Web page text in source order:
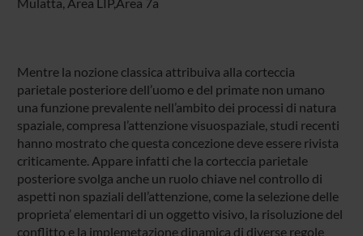
Mentre la nozione classica attribuiva alla corteccia
parietale posteriore dell’uomo e del primate non umano
una funzione prevalente nell’ambito dei processi di natura
spaziale, compresa l’attenzione visuospaziale, studi recenti
hanno mostrato che questa concezione deve essere rivista
criticamente. Appare infatti che la corteccia parietale
posteriore svolga anche un ruolo chiave nel controllo di
aspetti non spaziali dell’attenzione, come la selezione delle
proprieta’ elementari di un oggetto visivo, la risoluzione del
conflitto e la implemetazione dinamica di diverse regole